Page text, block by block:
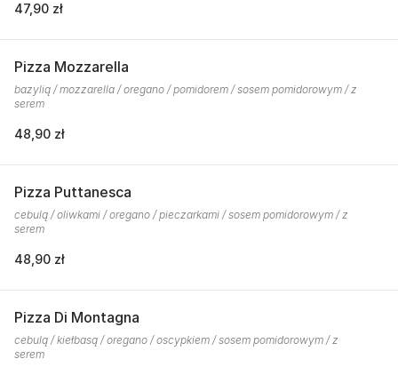
47,90 zł
Pizza Mozzarella
bazylią / mozzarella / oregano / pomidorem / sosem pomidorowym / z
serem
48,90 zł
Pizza Puttanesca
cebulą / oliwkami / oregano / pieczarkami / sosem pomidorowym / z
serem
48,90 zł
Pizza Di Montagna
cebulą / kiełbasą / oregano / oscypkiem / sosem pomidorowym / z
serem